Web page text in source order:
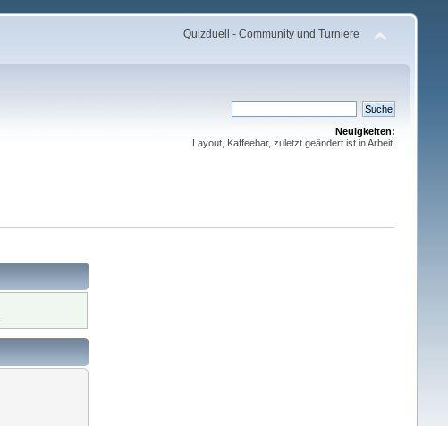
Quizduell - Community und Turniere
Neuigkeiten:
Layout, Kaffeebar, zuletzt geändert ist in Arbeit.